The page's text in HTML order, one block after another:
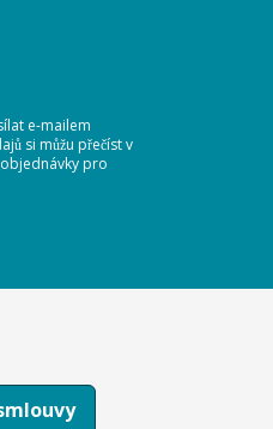
e-mailem
si můžu přečíst v
pro